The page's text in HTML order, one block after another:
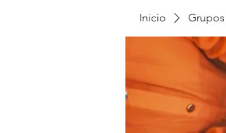
Inicio Grupos